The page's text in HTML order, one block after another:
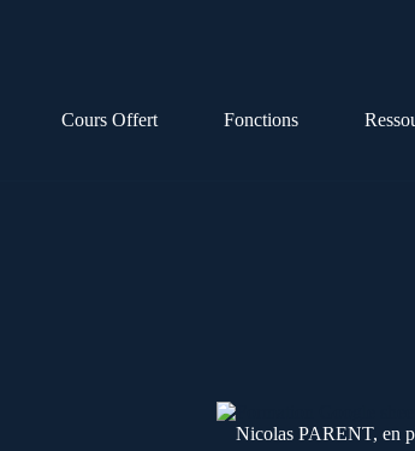
Cours Offert Fonctions
Nicolas PARENT, en